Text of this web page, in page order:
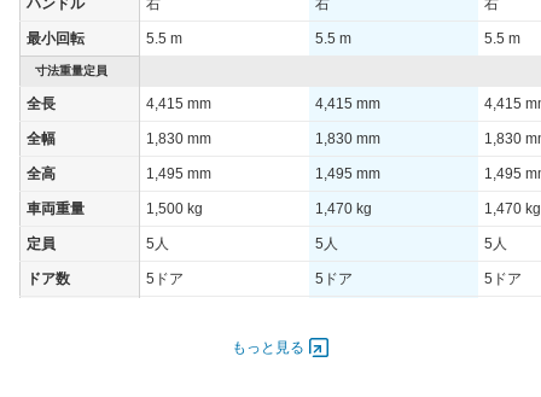
ハンドル 右 右 右
最小回転 5.5 m 5.5 m 5.5 m
寸法重量定員
全長 4,415 mm 4,415 mm 4,415
全幅 1,830 mm 1,830 mm 1,830
全高 1,495 mm 1,495 mm 1,495
車両重量 1,500 kg 1,470 kg 1,470 kg
定員 5人 5人 5人
ドア数 5ドア 5ドア 5ドア
もっと見る